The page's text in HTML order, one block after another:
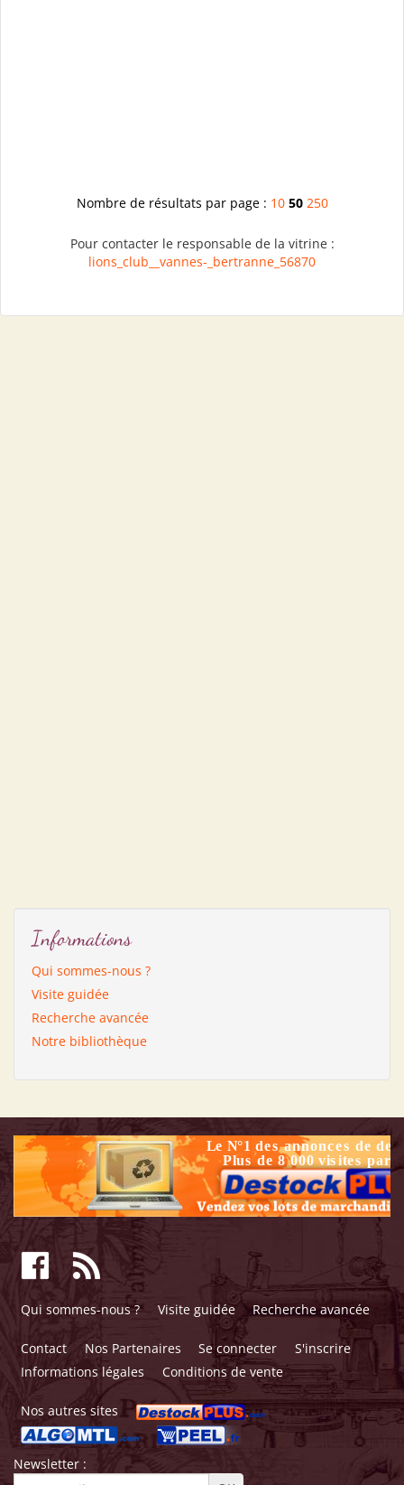
Nombre de résultats par page : 10 50 250
Pour contacter le responsable de la vitrine :
lions_club__vannes-_bertranne_56870
Informations
Qui sommes-nous ?
Visite guidée
Recherche avancée
Notre bibliothèque
Qui sommes-nous ? Visite guidée Recherche avancée
Contact Nos Partenaires Se connecter
S'inscrire
Informations légales
Conditions de vente
Nos autres sites
Newsletter :